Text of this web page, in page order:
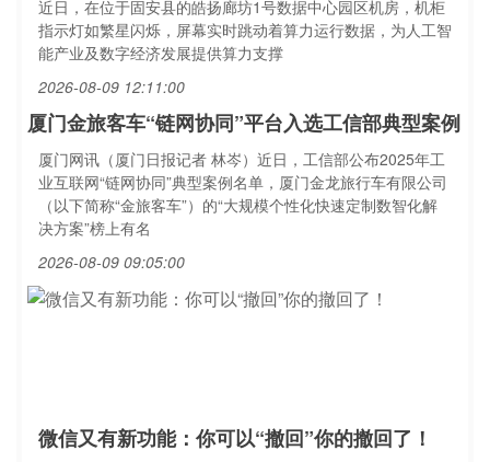
近日，在位于固安县的皓扬廊坊1号数据中心园区机房，机柜
指示灯如繁星闪烁，屏幕实时跳动着算力运行数据，为人工智
能产业及数字经济发展提供算力支撑
2026-08-09 12:11:00
厦门金旅客车“链网协同”平台入选工信部典型案例
厦门网讯（厦门日报记者 林岑）近日，工信部公布2025年工
业互联网“链网协同”典型案例名单，厦门金龙旅行车有限公司
（以下简称“金旅客车”）的“大规模个性化快速定制数智化解
决方案”榜上有名
2026-08-09 09:05:00
微信又有新功能：你可以“撤回”你的撤回了！